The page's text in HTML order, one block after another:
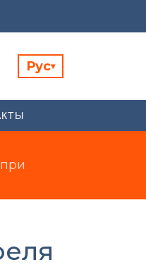
Рус▾